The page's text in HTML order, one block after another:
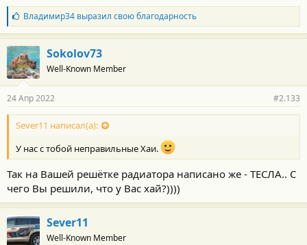
Б
л
а
г
о
д
а
н
о
с
и
:
Владимир34выразил свою благодарность
Sokolov73
Well-Known Member
24 Апр 2022 #2.133
Sever11 написал(а):
У нас с тобой неправильные Хаи.
Так на Вашей решётке радиатора написано же - ТЕСЛА.. С
чего Вы решили, что у Вас хай?))))
Sever11
Well-Known Member